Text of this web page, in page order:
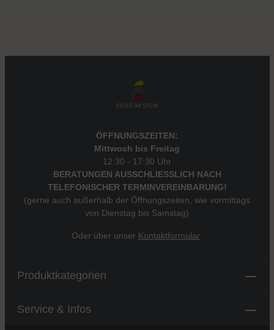
ÖFFNUNGSZEITEN:
Mittwoch bis Freitag
12:30 - 17:30 Uhr
BERATUNGEN AUSSCHLIESSLICH NACH
TELEFONISCHER TERMINVEREINBARUNG!
(gerne auch außerhalb der Öffnungszeiten, wie vormittags
von Dienstag bis Samstag)
Oder über unser Kontaktformular
Produktkategorien
Service & Infos